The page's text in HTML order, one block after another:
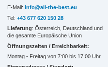
E-Mail: info@all-the-best.eu
Tel: +43 677 620 150 28
Lieferung: Österreich, Deutschland und
die gesamte Europäische Union
Öffnungszeiten / Erreichbarkeit:
Montag - Freitag von 7:00 bis 17:00 Uhr